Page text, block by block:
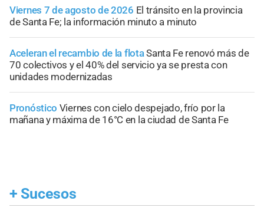
Viernes 7 de agosto de 2026 El tránsito en la provincia
de Santa Fe; la información minuto a minuto
Aceleran el recambio de la flotaSanta Fe renovó más de
70 colectivos y el 40% del servicio ya se presta con
unidades modernizadas
Pronóstico Viernes con cielo despejado, frío por la
mañana y máxima de 16°C en la ciudad de Santa Fe
+ Sucesos